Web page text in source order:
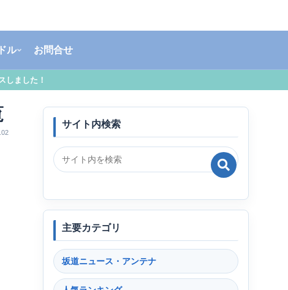
ル お問合せ
しました！
サイト内検索
主要カテゴリ
坂道ニュース・アンテナ